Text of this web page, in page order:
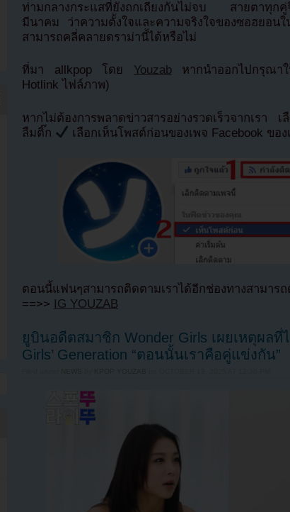
ท่ามกลางกระแสที่ยังถกเถียงกันไม่จบ สายตาทุก
มีนาคม ว่าความตั้งใจและความจริงใจของซอฮยอน
สามารถคลี่คลายดราม่านี้ได้หรือไม่
ที่มา allkpop โดย Youzabหากนำออกไปกรุณา
Hotlink ไฟล์ภาพ)
หากไม่ต้องการพลาดข่าวสารอย่างรวดเร็วจากเรา
ลืมติ๊ก
เลือกเห็นโพสต์ก่อนของเพจ Facebook ของ
ตอนนี้แฟนๆสามารถติดตามเราได้อีกช่องทางสามา
==>> IG YOUZAB
ยูบินอดีตสมาชิก Wonder Girls เผยเหตุผล
Girls’ Generation “ตอนนั้นเราคือคู่แข่งกัน”
NEWS KPOP YOUZAB